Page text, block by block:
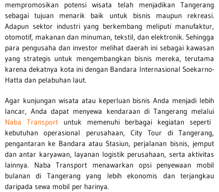
mempromosikan potensi wisata telah menjadikan Tangerang
sebagai tujuan menarik baik untuk bisnis maupun rekreasi.
Adapun sektor industri yang berkembang meliputi manufaktur,
otomotif, makanan dan minuman, tekstil, dan elektronik. Sehingga
para pengusaha dan investor melihat daerah ini sebagai kawasan
yang strategis untuk mengembangkan bisnis mereka, terutama
karena dekatnya kota ini dengan Bandara Internasional Soekarno-
Hatta dan pelabuhan laut.
Agar kunjungan wisata atau keperluan bisnis Anda menjadi lebih
lancar, Anda dapat menyewa kendaraan di Tangerang melalui
Naba Transport
untuk memenuhi berbagai kegiatan seperti
kebutuhan operasional perusahaan, City Tour di Tangerang,
pengantaran ke Bandara atau Stasiun, perjalanan bisnis, jemput
dan antar karyawan, layanan logistik perusahaan, serta aktivitas
lainnya. Naba Transport menawarkan opsi penyewaan mobil
bulanan di Tangerang yang lebih ekonomis dan terjangkau
daripada sewa mobil per harinya.